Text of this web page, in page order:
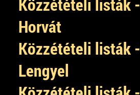
Horvát
Közzétételi listák -
Lengyel